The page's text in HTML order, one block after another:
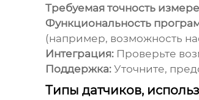
Требуемая точность
Функциональность
(например, возможность
Интеграция:Проверьте
Поддержка:Уточните,
Типы датчиков,